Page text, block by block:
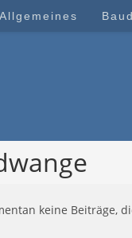
Allgemeines
keine Beiträge,